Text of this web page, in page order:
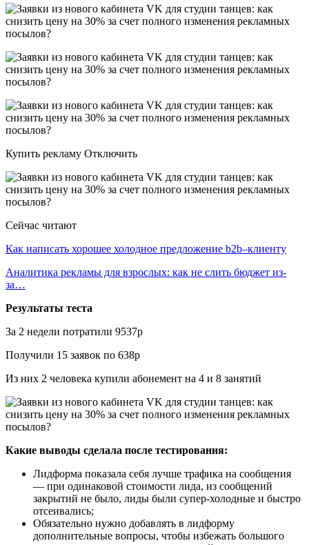
Купить рекламу Отключить
Сейчас читают
Как написать хорошее холодное предложение b2b–клиенту
Аналитика рекламы для взрослых: как не слить бюджет из-
за…
Результаты теста
За 2 недели потратили 9537р
Получили 15 заявок по 638р
Из них 2 человека купили абонемент на 4 и 8 занятий
Какие выводы сделала после тестирования:
Лидформа показала себя лучше трафика на сообщения
— при одинаковой стоимости лида, из сообщений
закрытий не было, лиды были супер-холодные и быстро
отсеивались;
Обязательно нужно добавлять в лидформу
дополнительные вопросы, чтобы избежать большого